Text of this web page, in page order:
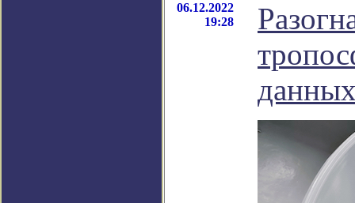
06.12.2022
19:28